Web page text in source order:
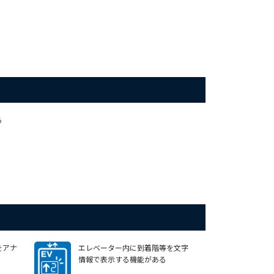
アナ
エレベーター内に到着階等を文字
情報で表示する機能がある